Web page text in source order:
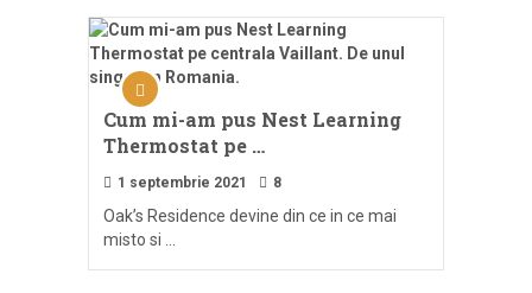
Cum mi-am pus Nest Learning
Thermostat pe …
1 septembrie 2021 8
Oak’s Residence devine din ce in ce mai
misto si …